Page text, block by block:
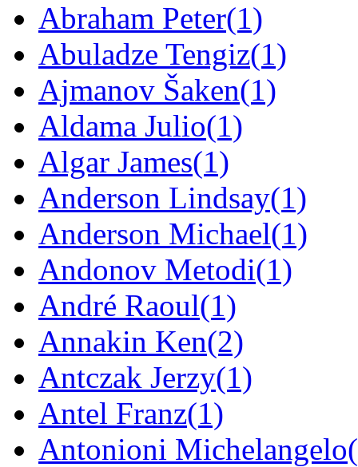
Abraham Peter(1)
Abuladze Tengiz(1)
Ajmanov Šaken(1)
Aldama Julio(1)
Algar James(1)
Anderson Lindsay(1)
Anderson Michael(1)
Andonov Metodi(1)
André Raoul(1)
Annakin Ken(2)
Antczak Jerzy(1)
Antel Franz(1)
Antonioni Michelangelo